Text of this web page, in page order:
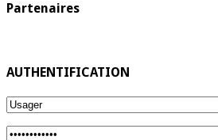
Partenaires
AUTHENTIFICATION